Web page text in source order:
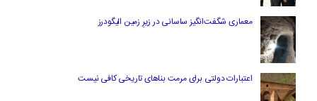
معماری شگفت‌انگیز ساسانی در زیرِ زمین الیگودرز
اعتبارات دولتی برای مرمت بناهای تاریخی کافی نیست